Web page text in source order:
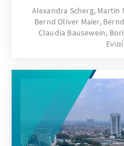
stärker an der
ausgerichtet und
Lukaschenko
Möglichkeiten und
Sie zeigt zudem
Alexandra Scherg,
Bernd Oliver Maier,
Claudia Bausewein,